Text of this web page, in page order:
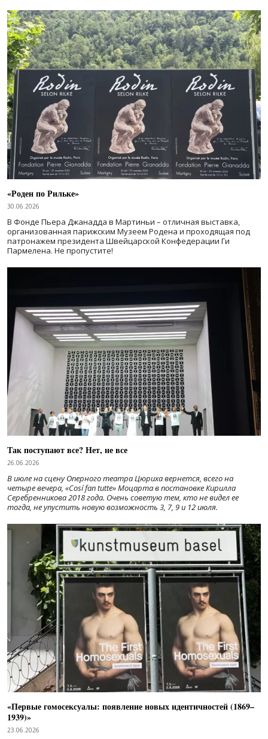
«Роден по Рильке»
30.06.2026
В Фонде Пьера Джанадда в Мартиньи – отличная выставка,
организованная парижским Музеем Родена и проходящая под
патронажем президента Швейцарской Конфедерации Ги
Пармелена. Не пропустите!
Так поступают все? Нет, не все
26.06.2026
В июле на сцену Оперного театра Цюриха вернется, всего на
четыре вечера, «Cosí fan tutte» Моцарта в постановке Кирилла
Серебренникова 2018 года. Очень советую тем, кто не видел ее
тогда, не упустить новую возможность 3, 7, 9 и 12 июля.
«Первые гомосексуалы: появление новых идентичностей (1869–
1939)»
23.06.2026